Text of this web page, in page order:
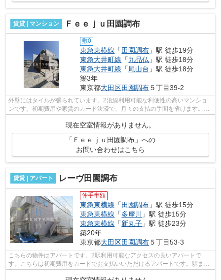
賃貸 | マンション Ｆｅｅｊｕ田園調布
敷0
東急東横線 「田園調布 」駅 徒歩19分
東急大井町線 「九品仏 」駅 徒歩18分
東急大井町線 「尾山台 」駅 徒歩18分
築3年
東京都大田区田園調布５丁目39-2
外壁にはタイルが張られています。2沿線利用可能な利便性の高いマンショ
ンです。初期費用や家賃のカード決済で、月々の支払の手間を省けます。敷
現在空室情報がありません。
「Ｆｅｅｊｕ田園調布」への
お問い合わせはこちら
賃貸 | アパート レーヴ田園調布
仲手半額
東急東横線 「 田園調布 」駅 徒歩15分
東急東横線 「多摩川
」駅 徒歩15分
東急東横線 「新丸子 」駅 徒歩23分
築20年
東京都大田区田園調布５丁目53-3
こちらの物件はアパートです。2駅利用可能なアクセスの良いアパートで
す。こちらは初期費用をカードでお支払いいただけるアパートです。駅まで